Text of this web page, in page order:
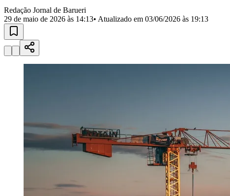
Bairros de Barueri
Selecione sua região
AldeiaAldeia da Serra
MilitarItapeviJandiraJardim AudirJardim BelvalJardim CalifórniaJardim
Guia de Empresas
Divulgar VagasNovo
Publicidade Legal
Hospitais Estaduais
Redação Jornal de Barueri
29 de maio de 2026 às 14:13• Atualizado em 03/06/2026 às 19:13